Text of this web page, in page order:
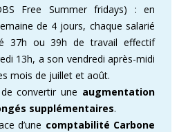
Free Summer fridays) : en
de 4 jours, chaque salarié
37h ou 39h de travail effectif
13h, a son vendredi après-midi
mois de juillet et août.
convertir une augmentation
supplémentaires.
d’une comptabilité Carbone